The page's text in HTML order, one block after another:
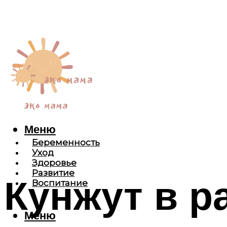
Беременность
Уход
Здоровье
Развитие
Воспитание
Меню
Меню
Кунжут в